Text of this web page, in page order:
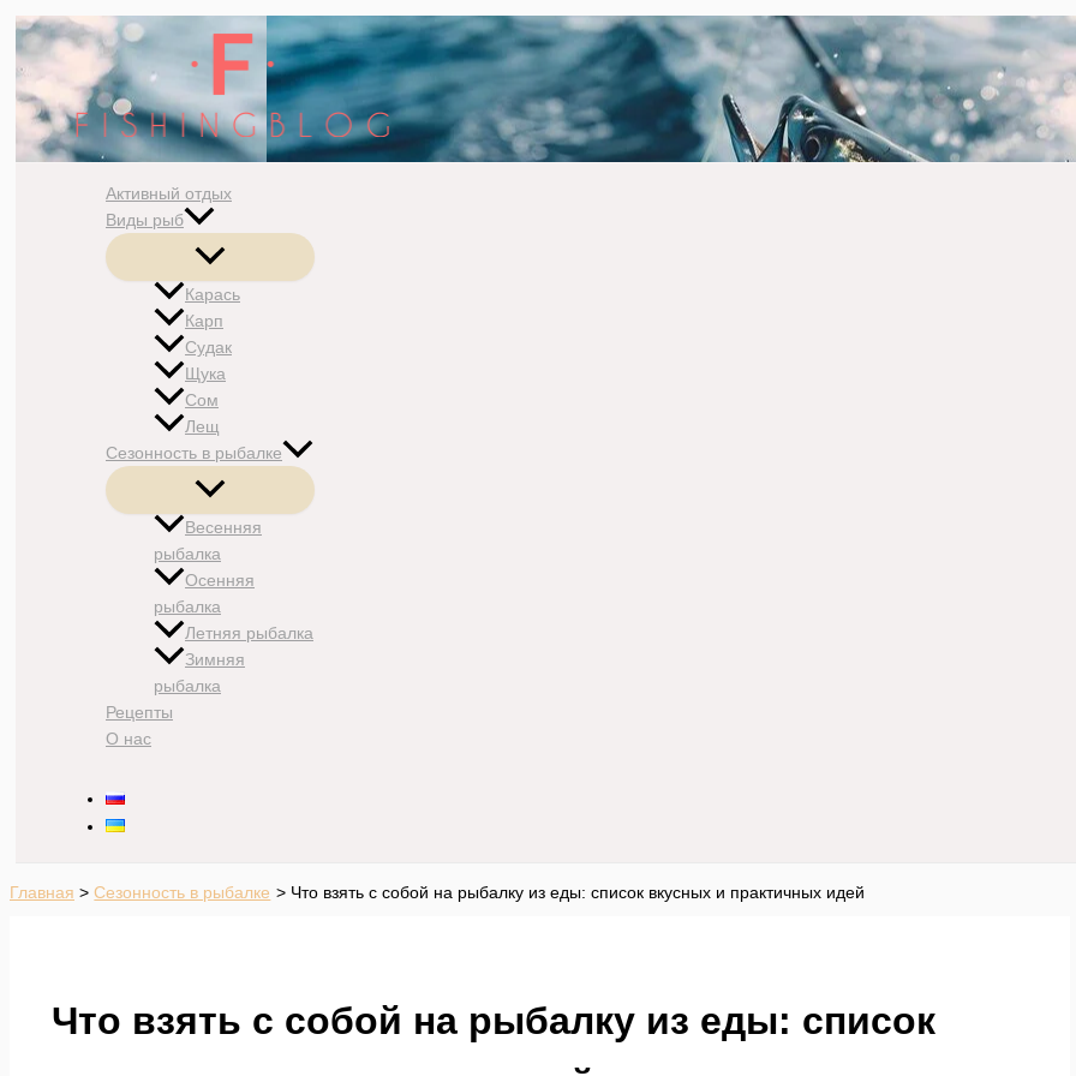
Перейти
содержимому
Активный отдых
Виды рыб
Переключатель
меню
Карась
Карп
Судак
Щука
Сом
Лещ
Сезонность в рыбалке
Переключатель
меню
Весенняя
рыбалка
Осенняя
рыбалка
Летняя рыбалка
Зимняя
рыбалка
Рецепты
О нас
Главная Сезонность в рыбалке Что взять с собой на рыбалку из еды: список вкусных и практичных идей
Что взять с собой на рыбалку из еды: список